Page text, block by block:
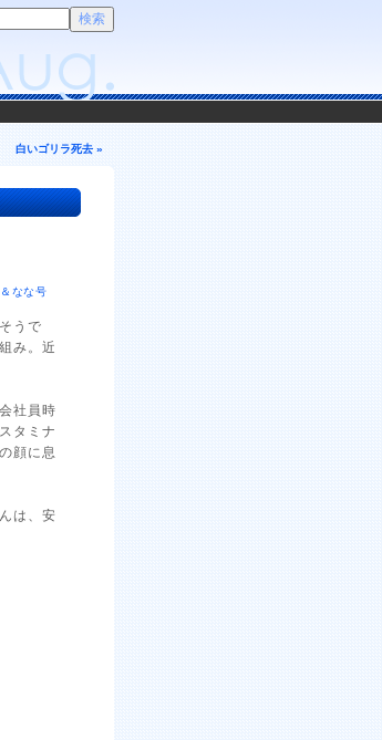
白いゴリラ死去 »
なな号
うで
み。近
社員時
タミナ
顔に息
は、安